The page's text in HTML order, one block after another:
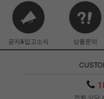
공지&입고소식 상품문의
전화 상담